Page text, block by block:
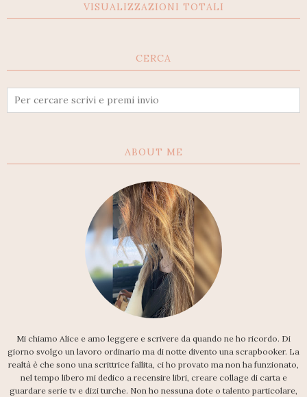
VISUALIZZAZIONI TOTALI
CERCA
ABOUT ME
Mi chiamo Alice e amo leggere e scrivere da quando ne ho ricordo. Di
giorno svolgo un lavoro ordinario ma di notte divento una scrapbooker. La
realtà è che sono una scrittrice fallita, ci ho provato ma non ha funzionato,
nel tempo libero mi dedico a recensire libri, creare collage di carta e
guardare serie tv e dizi turche. Non ho nessuna dote o talento particolare,